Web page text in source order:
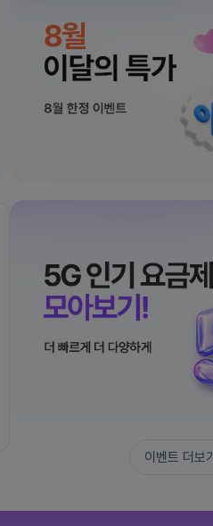
이벤트 더보기